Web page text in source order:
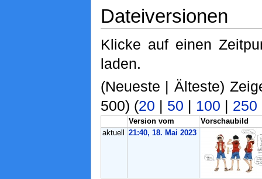
Dateiversionen
Klicke auf einen
laden.
(Neueste | Älteste)
500) (20 | 50 | 100 | 250
Version vom
Vorschaubild
aktuell
21:40, 18. Mai 2023